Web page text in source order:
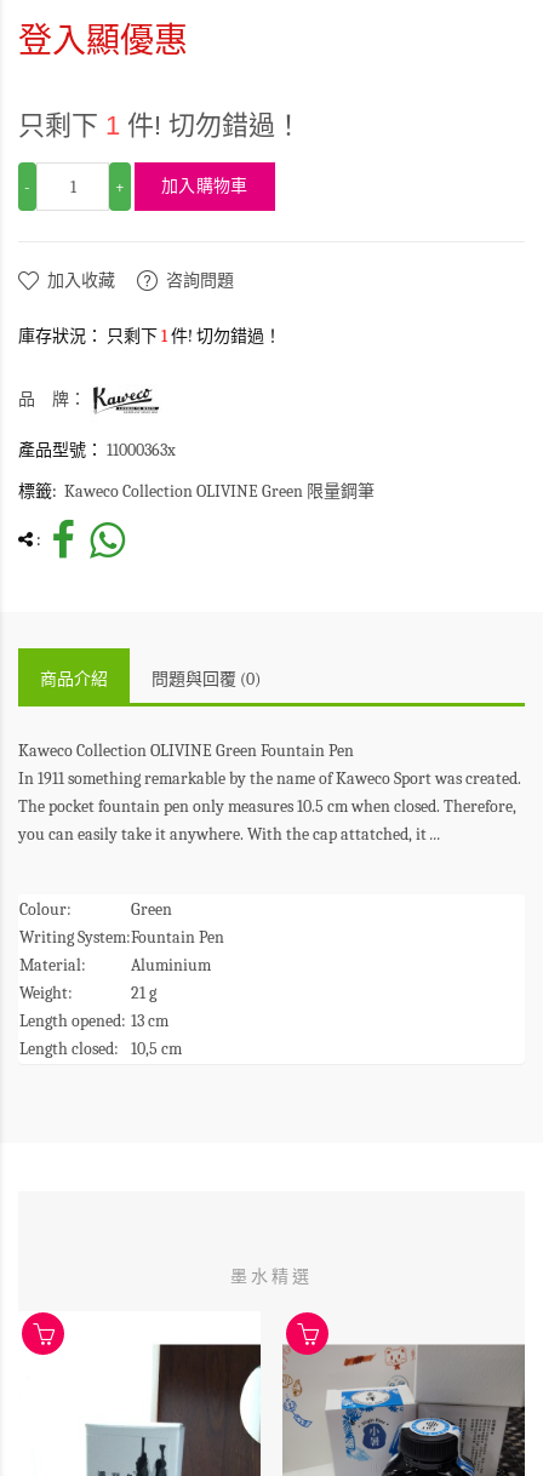
登入顯優惠
只剩下 1 件! 切勿錯過！
- + 加入購物車
加入收藏 咨詢問題
庫存狀況： 只剩下 1件! 切勿錯過！
品 牌：
產品型號： 11000363x
標籤: Kaweco Collection OLIVINE Green 限量鋼筆
:
商品介紹 問題與回覆 (0)
Kaweco Collection OLIVINE Green Fountain Pen
In 1911 something remarkable by the name of Kaweco Sport was created.
The pocket fountain pen only measures 10.5 cm when closed. Therefore,
you can easily take it anywhere. With the cap attatched, it...
Colour:
Green
Writing System:Fountain Pen
Material:
Aluminium
Weight:
21 g
Length opened: 13 cm
Length closed:
10,5 cm
墨水精選